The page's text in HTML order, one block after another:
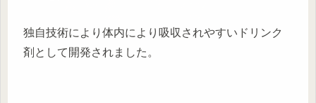
独自技術により体内により吸収されやすいドリンク
剤として開発されました。